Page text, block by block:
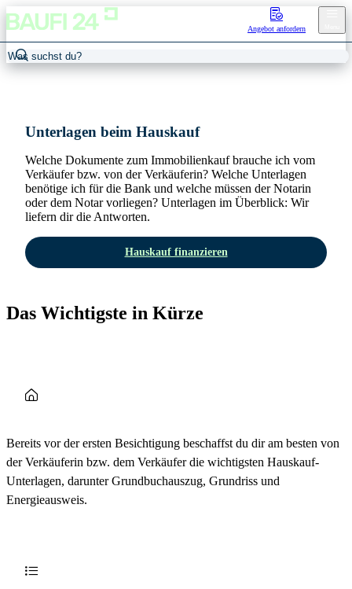
Angebot anfordern
Unterlagen beim Hauskauf
Welche Dokumente zum Immobilienkauf brauche ich vom
Verkäufer bzw. von der Verkäuferin? Welche Unterlagen
benötige ich für die Bank und welche müssen der Notarin
oder dem Notar vorliegen? Unterlagen im Überblick: Wir
liefern dir die Antworten.
Hauskauf finanzieren
Das Wichtigste in Kürze
Bereits vor der ersten Besichtigung beschaffst du dir am besten von
der Verkäuferin bzw. dem Verkäufer die wichtigsten Hauskauf-
Unterlagen, darunter Grundbuchauszug, Grundriss und
Energieausweis.